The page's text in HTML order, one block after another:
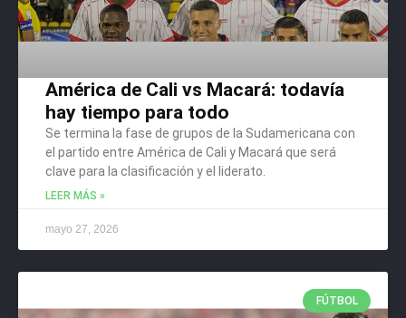
América de Cali vs Macará: todavía
hay tiempo para todo
Se termina la fase de grupos de la Sudamericana con
el partido entre América de Cali y Macará que será
clave para la clasificación y el liderato.
LEER MÁS »
mayo 27, 2026
FÚTBOL